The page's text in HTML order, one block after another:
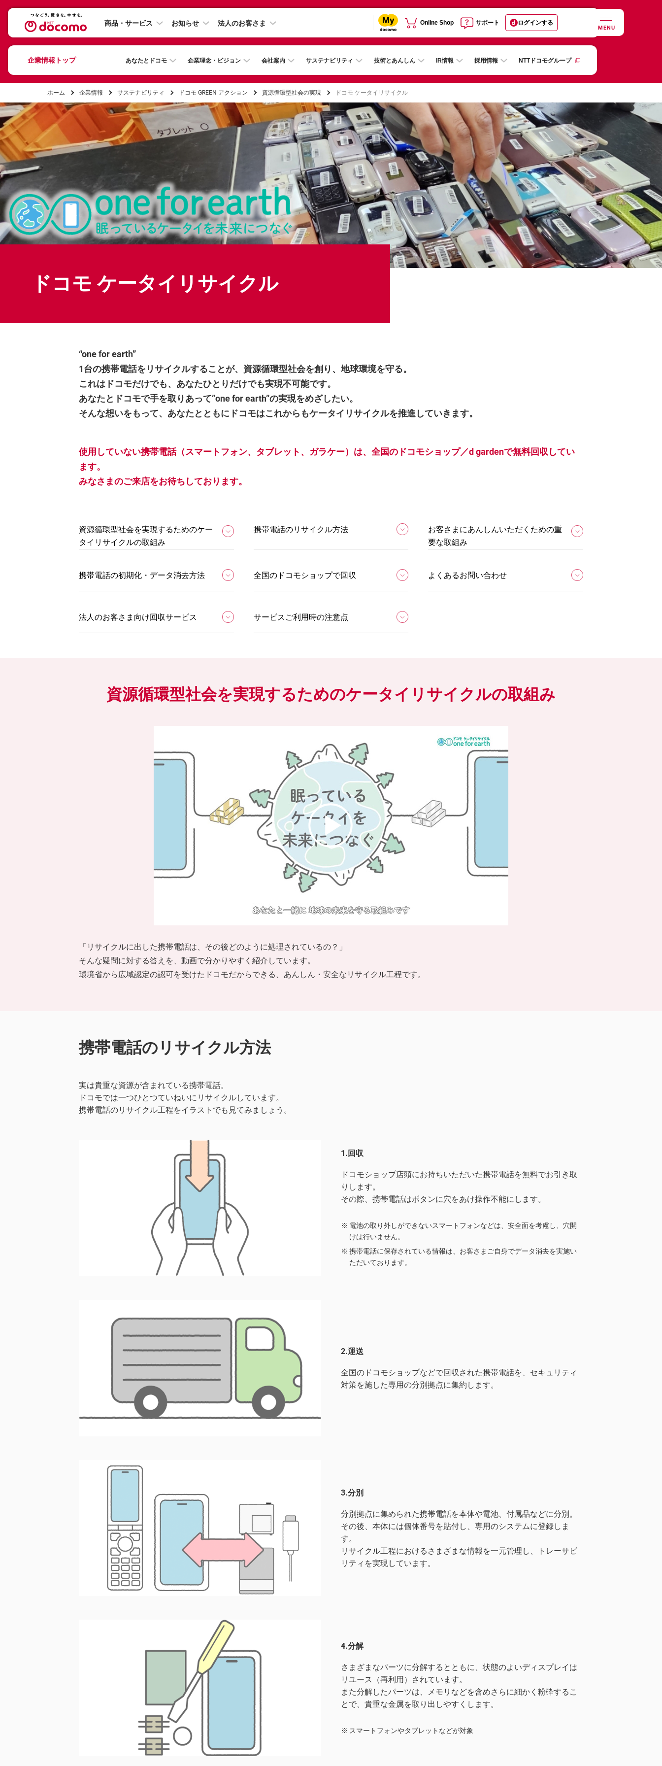
商品・サービス お知らせ 法人のお客さま Online Shop サポート ログインする
MENU
企業情報トップ あなたとドコモ 企業理念・ビジョン 会社案内 サステナビリティ 技術とあんしん IR情報 採用情報 NTTドコモグループ
ホーム 企業情報 サステナビリティ ドコモ GREEN アクション 資源循環型社会の実現 ドコモ ケータイリサイクル
ドコモ ケータイリサイクル
“one for earth”
1台の携帯電話をリサイクルすることが、資源循環型社会を創り、地球環境を守る。
これはドコモだけでも、あなたひとりだけでも実現不可能です。
あなたとドコモで手を取りあって”one for earth”の実現をめざしたい。
そんな想いをもって、あなたとともにドコモはこれからもケータイリサイクルを推進していきます。
使用していない携帯電話（スマートフォン、タブレット、ガラケー）は、全国のドコモショップ／d gardenで無料回収してい
ます。
みなさまのご来店をお待ちしております。
資源循環型社会を実現するためのケー
タイリサイクルの取組み
携帯電話のリサイクル方法
お客さまにあんしんいただくための重
要な取組み
携帯電話の初期化・データ消去方法 全国のドコモショップで回収 よくあるお問い合わせ
法人のお客さま向け回収サービス サービスご利用時の注意点
資源循環型社会を実現するためのケータイリサイクルの取組み
「リサイクルに出した携帯電話は、その後どのように処理されているの？」
そんな疑問に対する答えを、動画で分かりやすく紹介しています。
環境省から広域認定の認可を受けたドコモだからできる、あんしん・安全なリサイクル工程です。
携帯電話のリサイクル方法
実は貴重な資源が含まれている携帯電話。
ドコモでは一つひとつていねいにリサイクルしています。
携帯電話のリサイクル工程をイラストでも見てみましょう。
1.回収
ドコモショップ店頭にお持ちいただいた携帯電話を無料でお引き取
りします。
その際、携帯電話はボタンに穴をあけ操作不能にします。
電池の取り外しができないスマートフォンなどは、安全面を考慮し、穴開
けは行いません。
携帯電話に保存されている情報は、お客さまご自身でデータ消去を実施い
ただいております。
2.運送
全国のドコモショップなどで回収された携帯電話を、セキュリティ
対策を施した専用の分別拠点に集約します。
3.分別
分別拠点に集められた携帯電話を本体や電池、付属品などに分別。
その後、本体には個体番号を貼付し、専用のシステムに登録しま
す。
リサイクル工程におけるさまざまな情報を一元管理し、トレーサビ
リティを実現しています。
4.分解
さまざまなパーツに分解するとともに、状態のよいディスプレイは
リユース（再利用）されています。
また分解したパーツは、メモリなどを含めさらに細かく粉砕するこ
とで、貴重な金属を取り出しやすくします。
スマートフォンやタブレットなどが対象